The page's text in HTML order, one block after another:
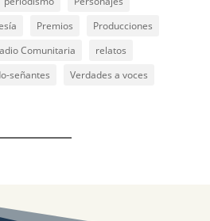
Premios
Producciones
Comunitaria
relatos
señantes
Verdades a voces